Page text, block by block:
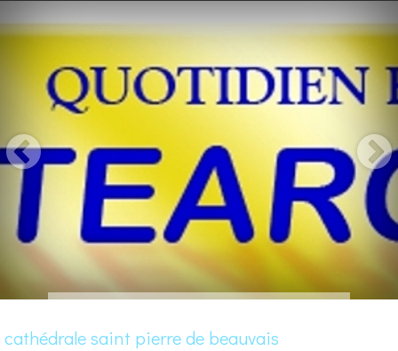
cathédrale saint pierre de beauvais